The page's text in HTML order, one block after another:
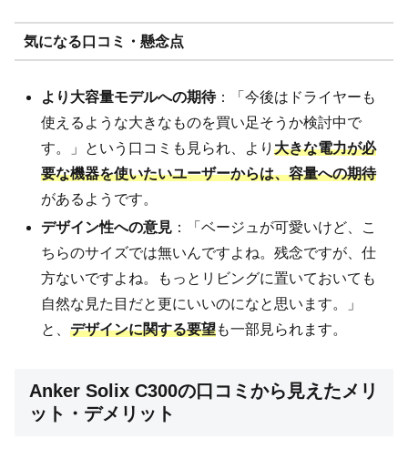
気になる口コミ・懸念点
より大容量モデルへの期待：「今後はドライヤーも
使えるような大きなものを買い足そうか検討中で
す。」という口コミも見られ、より大きな電力が必
要な機器を使いたいユーザーからは、容量への期待
があるようです。
デザイン性への意見 ：「ベージュが可愛いけど、こ
ちらのサイズでは無いんですよね。残念ですが、仕
方ないですよね。もっとリビングに置いておいても
自然な見た目だと更にいいのになと思います。」
と、デザインに関する要望も一部見られます。
Anker Solix C300の口コミから見えたメリ
ット・デメリット